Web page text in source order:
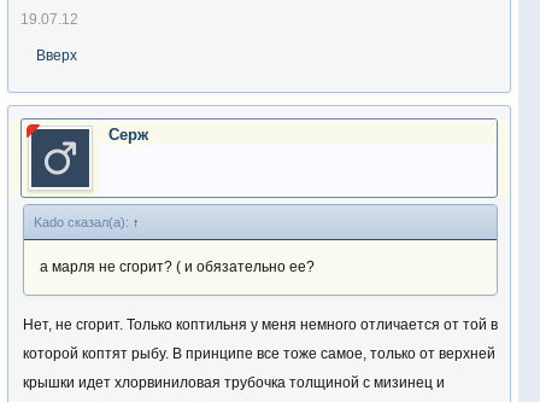
19.07.12
Вверх
Серж
Kado сказал(а): ↑
а марля не сгорит? ( и обязательно ее?
Нет, не сгорит. Только коптильня у меня немного отличается от той в
которой коптят рыбу. В принципе все тоже самое, только от верхней
крышки идет хлорвиниловая трубочка толщиной с мизинец и